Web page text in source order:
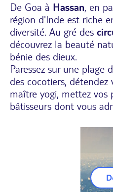
De Goa à Hassan, en
région d'Inde est riche
diversité. Au gré des
découvrez la beauté
bénie des dieux.
Paressez sur une plage
des cocotiers, détendez
maître yogi, mettez vos
bâtisseurs dont vous